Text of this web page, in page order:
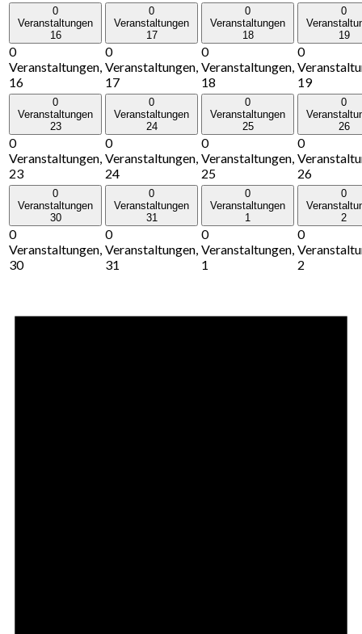
0
Veranstaltungen
16
0
Veranstaltungen,
16
0
Veranstaltungen
17
0
Veranstaltungen,
17
0
Veranstaltungen
18
0
Veranstaltungen,
18
0
19
0
19
0
Veranstaltungen
23
0
Veranstaltungen,
23
0
Veranstaltungen
24
0
Veranstaltungen,
24
0
Veranstaltungen
25
0
Veranstaltungen,
25
0
26
0
26
0
Veranstaltungen
30
0
Veranstaltungen,
30
0
Veranstaltungen
31
0
Veranstaltungen,
31
0
Veranstaltungen
1
0
Veranstaltungen,
1
0
2
0
2